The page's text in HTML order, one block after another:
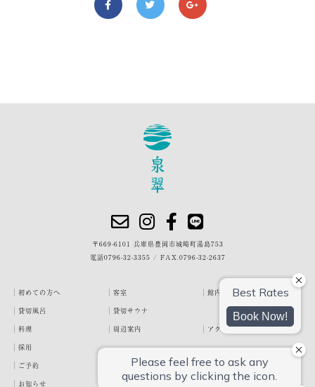
〒669-6101 兵庫県豊岡市城崎町湯島753
電話0796-32-3355 / FAX.0796-32-2637
初めての方へ 客室
館内・施設
貸切風呂
貸切サウナ
料理
周辺案内
アクセス
採用
ご予約
宿泊約款
プライバシーポリシー
お知らせ
お客様の声 泉翠ブログ